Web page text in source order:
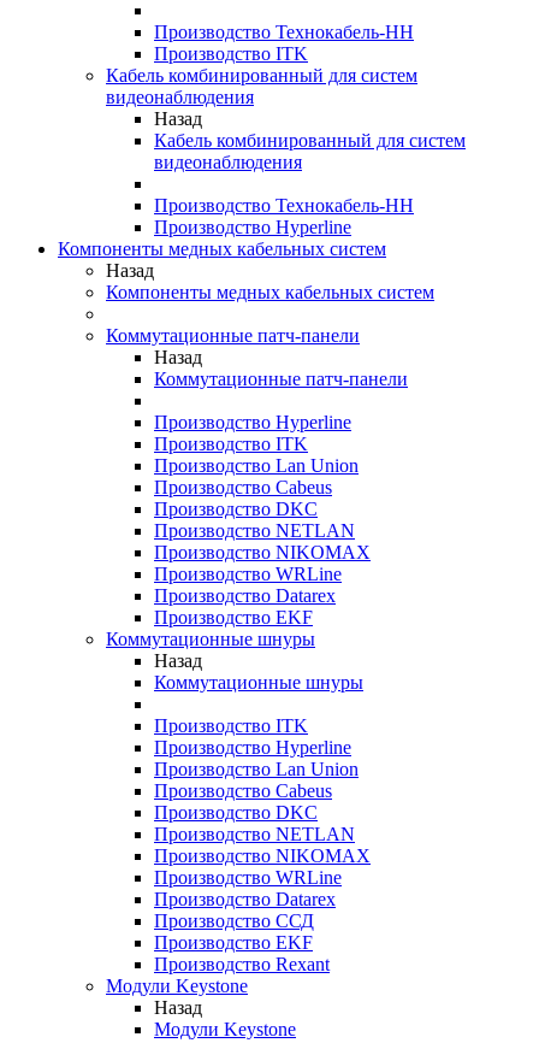
Производство Технокабель-НН
Производство ITK
Кабель комбинированный для систем
видеонаблюдения
Назад
Кабель комбинированный для систем
видеонаблюдения
Производство Технокабель-НН
Производство Hyperline
Компоненты медных кабельных систем
Назад
Компоненты медных кабельных систем
Коммутационные патч-панели
Назад
Коммутационные патч-панели
Производство Hyperline
Производство ITK
Производство Lan Union
Производство Cabeus
Производство DKC
Производство NETLAN
Производство NIKOMAX
Производство WRLine
Производство Datarex
Производство EKF
Коммутационные шнуры
Назад
Коммутационные шнуры
Производство ITK
Производство Hyperline
Производство Lan Union
Производство Cabeus
Производство DKC
Производство NETLAN
Производство NIKOMAX
Производство WRLine
Производство Datarex
Производство ССД
Производство EKF
Производство Rexant
Модули Keystone
Назад
Модули Keystone